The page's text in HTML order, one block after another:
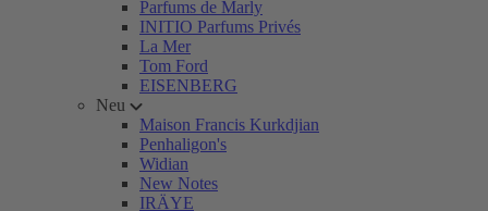
Parfums de Marly
INITIO Parfums Privés
La Mer
Tom Ford
EISENBERG
Neu
Maison Francis Kurkdjian
Penhaligon's
Widian
New Notes
IRÄYE